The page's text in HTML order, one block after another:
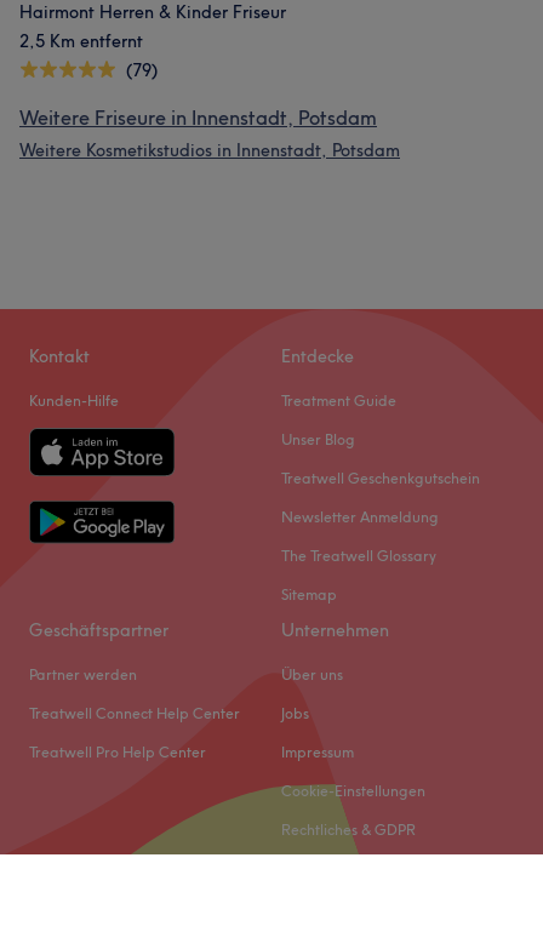
Hairmont Herren & Kinder Friseur
2,5 Km entfernt
(79)
Weitere Friseure in Innenstadt, Potsdam
Weitere Kosmetikstudios in Innenstadt, Potsdam
Kontakt
Kunden-Hilfe
Entdecke
Treatment Guide
Unser Blog
Treatwell Geschenkgutschein
Newsletter Anmeldung
The Treatwell Glossary
Sitemap
Geschäftspartner
Partner werden
Treatwell Connect Help Center
Treatwell Pro Help Center
Unternehmen
Über uns
Jobs
Impressum
Cookie-Einstellungen
Rechtliches & GDPR